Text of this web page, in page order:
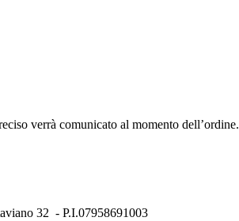
verrà comunicato al momento dell’ordine.
32 - P.I.07958691003